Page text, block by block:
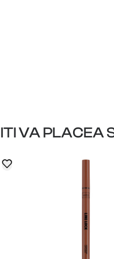
VA PLACEA